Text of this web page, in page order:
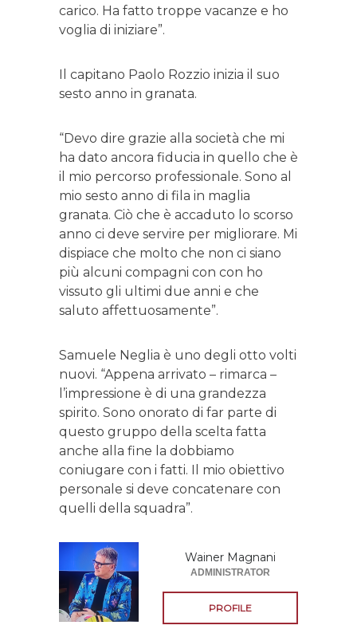
carico. Ha fatto troppe vacanze e ho
voglia di iniziare”.
Il capitano Paolo Rozzio inizia il suo
sesto anno in granata.
“Devo dire grazie alla società che mi
ha dato ancora fiducia in quello che è
il mio percorso professionale. Sono al
mio sesto anno di fila in maglia
granata. Ciò che è accaduto lo scorso
anno ci deve servire per migliorare. Mi
dispiace che molto che non ci siano
più alcuni compagni con con ho
vissuto gli ultimi due anni e che
saluto affettuosamente”.
Samuele Neglia è uno degli otto volti
nuovi. “Appena arrivato – rimarca –
l’impressione è di una grandezza
spirito. Sono onorato di far parte di
questo gruppo della scelta fatta
anche alla fine la dobbiamo
coniugare con i fatti. Il mio obiettivo
personale si deve concatenare con
quelli della squadra”.
Wainer Magnani
ADMINISTRATOR
PROFILE